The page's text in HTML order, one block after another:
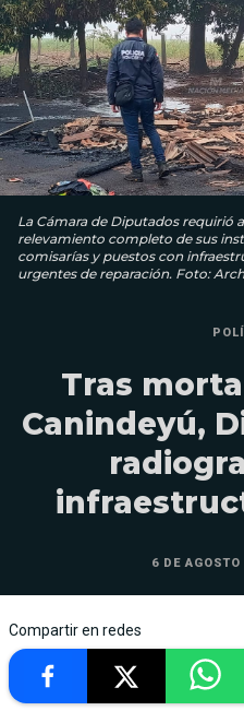
La Cámara de Diputados requirió
relevamiento completo de sus
comisarías y puestos con
urgentes de reparación. Foto:
Tras
Canindeyú,
6 DE
Compartir en redes